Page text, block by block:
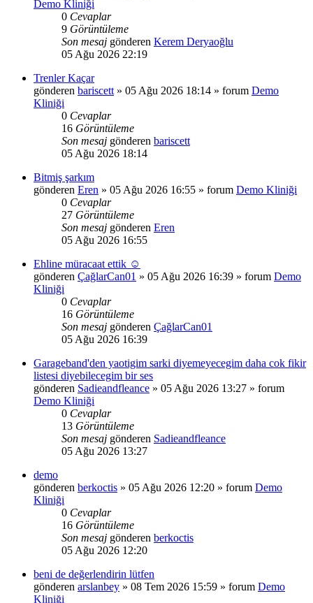
Demo Kliniği
0 Cevaplar
9 Görüntüleme
Son mesaj gönderen Kerem Deryaoğlu
05 Ağu 2026 22:19
Trenler Kaçar
gönderen bariscett » 05 Ağu 2026 18:14 » forum Demo
Kliniği
0 Cevaplar
16 Görüntüleme
Son mesaj gönderen bariscett
05 Ağu 2026 18:14
Bitmiş şarkım
gönderen Eren » 05 Ağu 2026 16:55 » forum Demo Kliniği
0 Cevaplar
27 Görüntüleme
Son mesaj gönderen Eren
05 Ağu 2026 16:55
Ehline müracaat ettik ☺️
gönderen ÇağlarCan01 » 05 Ağu 2026 16:39 » forum Demo
Kliniği
0 Cevaplar
16 Görüntüleme
Son mesaj gönderen ÇağlarCan01
05 Ağu 2026 16:39
Garageband'den yaotigim sarki diyemeyecegim daha cok fikir
listesi diyebilecegim bir ses
gönderen Sadieandfleance » 05 Ağu 2026 13:27 » forum
Demo Kliniği
0 Cevaplar
13 Görüntüleme
Son mesaj gönderen Sadieandfleance
05 Ağu 2026 13:27
demo
gönderen berkoctis » 05 Ağu 2026 12:20 » forum Demo
Kliniği
0 Cevaplar
16 Görüntüleme
Son mesaj gönderen berkoctis
05 Ağu 2026 12:20
beni de değerlendirin lütfen
gönderen arslanbey » 08 Tem 2026 15:59 » forum Demo
Kliniği